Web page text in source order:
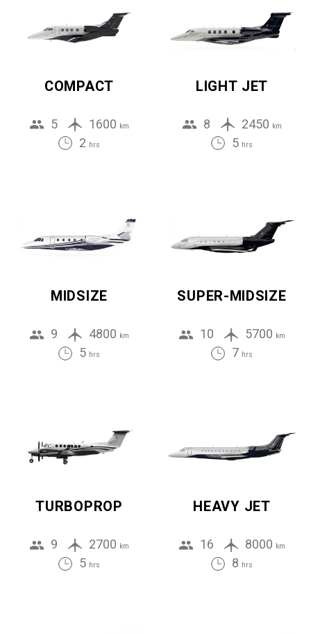
COMPACT
5 1600 km
2 hrs
LIGHT JET
8 2450 km
5 hrs
MIDSIZE
9 4800 km
5 hrs
SUPER-MIDSIZE
10 5700 km
7 hrs
TURBOPROP
9 2700 km
5 hrs
HEAVY JET
16 8000 km
8 hrs